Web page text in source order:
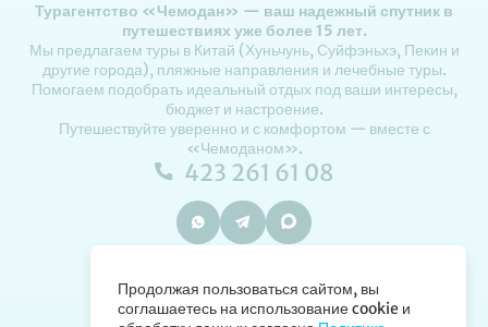
Турагентство «Чемодан» — ваш надежный спутник в
путешествиях уже более 15 лет.
Мы предлагаем туры в Китай (Хуньчунь, Суйфэньхэ, Пекин и
другие города), пляжные направления и лечебные туры.
Помогаем подобрать идеальный отдых под ваши интересы,
бюджет и настроение.
Путешествуйте уверенно и с комфортом — вместе с
«Чемоданом».
423 261 61 08
Владивосток, Партизанский пр-кт, 12
Продолжая пользоваться сайтом, вы
соглашаетесь на использование cookie и